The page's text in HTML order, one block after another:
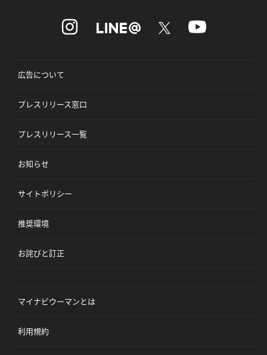
広告について
プレスリリース窓口
プレスリリース一覧
お知らせ
サイトポリシー
推奨環境
お詫びと訂正
マイナビウーマンとは
利用規約